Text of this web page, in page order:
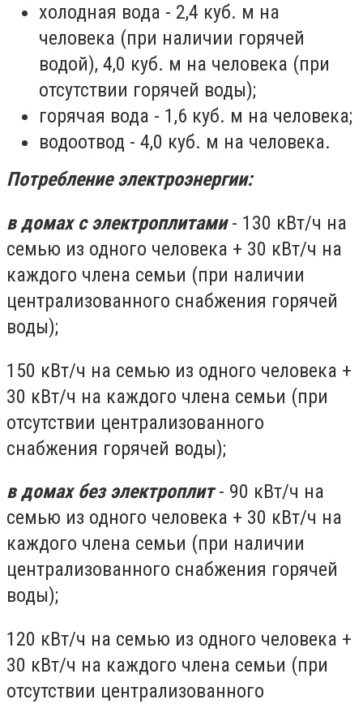
холодная вода - 2,4 куб. м на
человека (при наличии горячей
водой), 4,0 куб. м на человека (при
отсутствии горячей воды);
горячая вода - 1,6 куб. м на человека;
водоотвод - 4,0 куб. м на человека.
Потребление электроэнергии:
в домах с электроплитами- 130 кВт/ч на
семью из одного человека + 30 кВт/ч на
каждого члена семьи (при наличии
централизованного снабжения горячей
воды);
150 кВт/ч на семью из одного человека +
30 кВт/ч на каждого члена семьи (при
отсутствии централизованного
снабжения горячей воды);
в домах без электроплит- 90 кВт/ч на
семью из одного человека + 30 кВт/ч на
каждого члена семьи (при наличии
централизованного снабжения горячей
воды);
120 кВт/ч на семью из одного человека +
30 кВт/ч на каждого члена семьи (при
отсутствии централизованного